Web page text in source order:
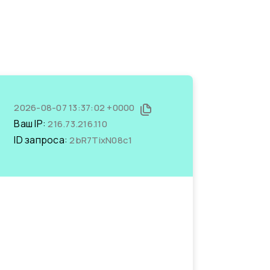
2026-08-07 13:37:02 +0000
Ваш IP:216.73.216.110
ID запроса:2bR7TixN08c1